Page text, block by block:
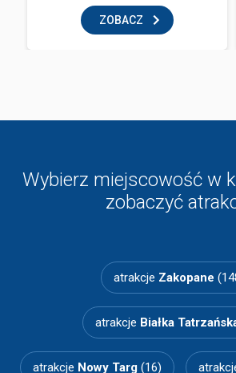
ZOBACZ
Wybierz miejscowość w
zobaczyć
atrakcje Zakopane
atrakcje Białka
atrakcje Nowy Targ (16)